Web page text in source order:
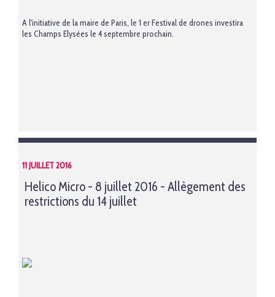
A l'initiative de la maire de Paris, le 1 er Festival de drones investira
les Champs Elysées le 4 septembre prochain.
11 JUILLET 2016
Helico Micro - 8 juillet 2016 - Allègement des
restrictions du 14 juillet